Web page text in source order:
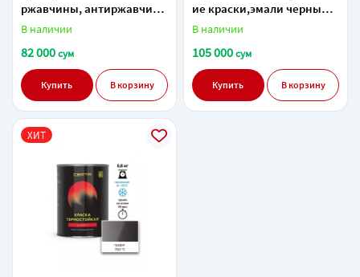
ржавчины, антиржавчина
( 1 литр )
В наличии
82 000сум
Купить В корзину
ие краски,эмали черный
до 500 градусов (СУПЕР
Узбекистане.
В наличии
105 000сум
Купить В корзину
ХИТ